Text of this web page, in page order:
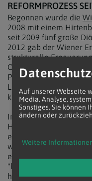
REFORMPROZESS
Begonnen wurde die
2008 mit einem
seit 2009 fünf große
2012 gab der Wiener
strukturelle
Organisationseinheiten
Priester im Team mit
Leitung von einzelnen
können.
Im Vorfeld der bisher
Herbst 2018 erklärte
einem
wenig länger dauern"
ein stückweit die
"komplexe Struktur der
hierarchisch ist, als sie
Auf unserer Webseite
Media, Analyse,
Sonstiges. Sie können
ändern oder
Weitere